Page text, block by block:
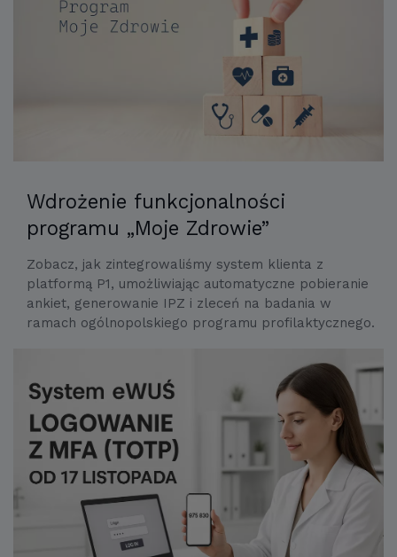
Wdrożenie funkcjonalności
programu „Moje Zdrowie”
Zobacz, jak zintegrowaliśmy system klienta z
platformą P1, umożliwiając automatyczne pobieranie
ankiet, generowanie IPZ i zleceń na badania w
ramach ogólnopolskiego programu profilaktycznego.